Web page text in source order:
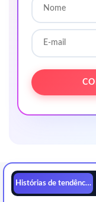
Histórias de tendências